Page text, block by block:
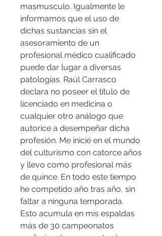
masmusculo. Igualmente le
informamos que el uso de
dichas sustancias sin el
asesoramiento de un
profesional médico cualificado
puede dar lugar a diversas
patologías. Raúl Carrasco
declara no poseer el título de
licenciado en medicina o
cualquier otro análogo que
autorice a desempeñar dicha
profesión. Me inicié en el mundo
del culturismo con catorce años
y llevo como profesional más
de quince. En todo este tiempo
he competido año tras año, sin
faltar a ninguna temporada.
Esto acumula en mis espaldas
más de 30 campeonatos